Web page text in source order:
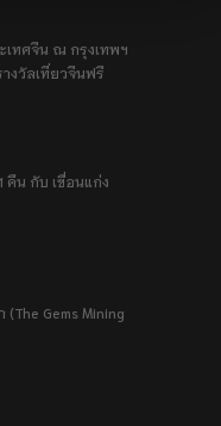
เทศจีน ณ กรุงเทพฯ
งวัลเที่ยวจีนฟรี
คืน กับ เขื่อนแก่ง
Gems Mining